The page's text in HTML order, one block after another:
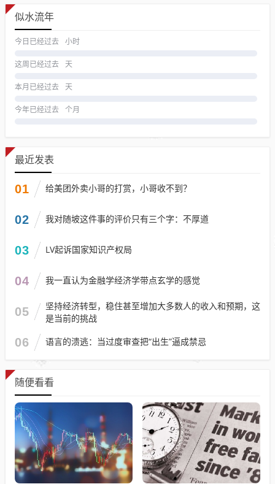
似水流年
今日已经过去 小时
这周已经过去 天
本月已经过去 天
今年已经过去 个月
最近发表
01 给美团外卖小哥的打赏，小哥收不到？
02 我对随坡这件事的评价只有三个字：不厚道
03 LV起诉国家知识产权局
04 我一直认为金融学经济学带点玄学的感觉
05
坚持经济转型，稳住甚至增加大多数人的收入和预期，这
是当前的挑战
06 语言的溃逃：当过度审查把“出生”逼成禁忌
随便看看